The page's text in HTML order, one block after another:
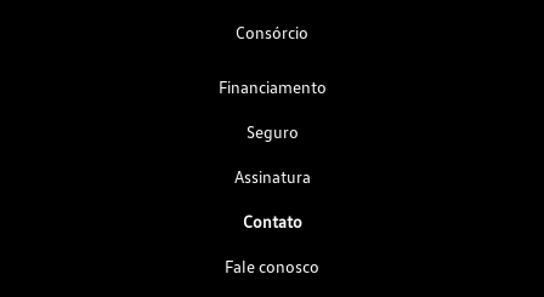
Consórcio
Financiamento
Seguro
Assinatura
Contato
Fale conosco